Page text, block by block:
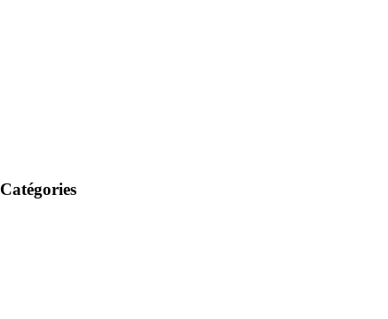
Catégories